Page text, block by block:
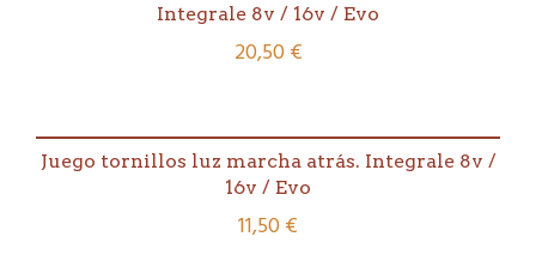
de
entrega.
Integrale 8v / 16v / Evo
20,50€
Juego tornillos luz marcha atrás. Integrale 8v /
16v / Evo
11,50€